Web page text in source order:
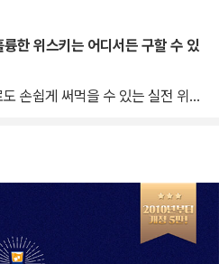
왔으며, 국제 와인 소믈리에 자격
에게 주는 비밀스러운 즐거움을 알
through the gold of old scotc
익은 황금빛 스카치를 통해 본다
하며 이 책을 빚었습니다.
한 위스키는 어디서든 구할 수 있
손쉽게 써먹을 수 있는 실전 위스
수많은 위스키 중, 모셔두는 ‘최
기 최고인 위스키를 선별해 소개
흔한 시음 노트 하나 남겨주지 않
지와 가격대 같은 기본적인 정보들
와 특징과 장점 등 개개인이 완성할